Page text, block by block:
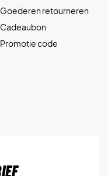
Goederen retourneren
Cadeaubon
Promotie code